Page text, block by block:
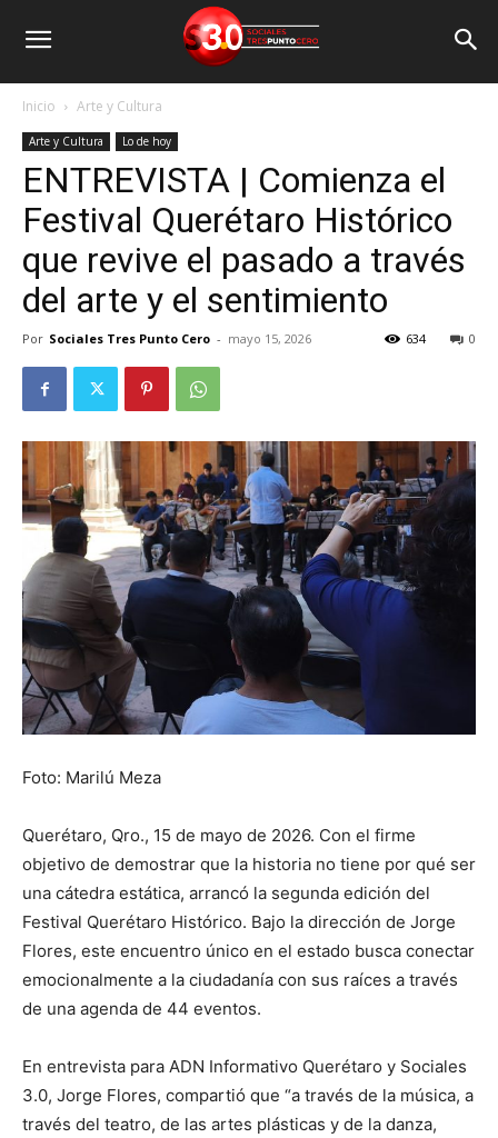
Inicio Arte y Cultura
Arte y Cultura Lo de hoy
ENTREVISTA | Comienza el
Festival Querétaro Histórico
que revive el pasado a través
del arte y el sentimiento
Por Sociales Tres Punto Cero - mayo 15, 2026 0
634
Foto: Marilú Meza
Querétaro, Qro., 15 de mayo de 2026. Con el firme
objetivo de demostrar que la historia no tiene por qué ser
una cátedra estática, arrancó la segunda edición del
Festival Querétaro Histórico. Bajo la dirección de Jorge
Flores, este encuentro único en el estado busca conectar
emocionalmente a la ciudadanía con sus raíces a través
de una agenda de 44 eventos.
En entrevista para ADN Informativo Querétaro y Sociales
3.0, Jorge Flores, compartió que “a través de la música, a
través del teatro, de las artes plásticas y de la danza,